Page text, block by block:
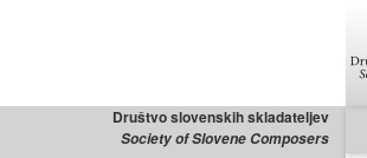
Društvo slovenskih skladateljev
Society of Slovene Composers